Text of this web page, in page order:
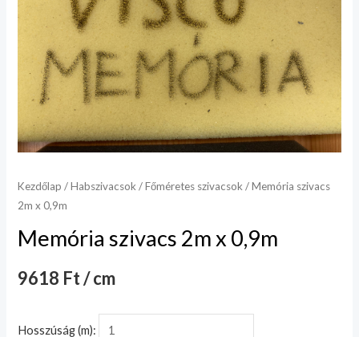
Kezdőlap /Habszivacsok /Főméretes szivacsok / Memória szivacs
2m x 0,9m
Memória szivacs 2m x 0,9m
9618 Ft / cm
Hosszúság (m):